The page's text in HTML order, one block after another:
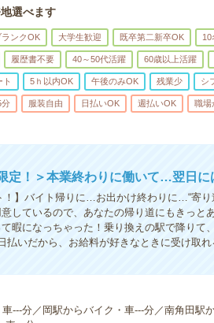
選べます
ランクOK 大学生歓迎 既卒第二新卒OK 10
履歴書不要 40～50代活躍 60歳以上活躍
5ｈ以内OK 午後のみOK 残業少 シ
分 服装自由 日払いOK 週払いOK 職場
定！＞本業終わりに働いて…翌日に
】バイト帰りに…お出かけ終わりに…“寄り
しているので、あなたの帰り道にもきっと
暇になっちゃった！乗り換えの駅で降りて
払いだから、お給料が好きなときに受け取
---分／岡駅からバイク・車---分／南角田駅